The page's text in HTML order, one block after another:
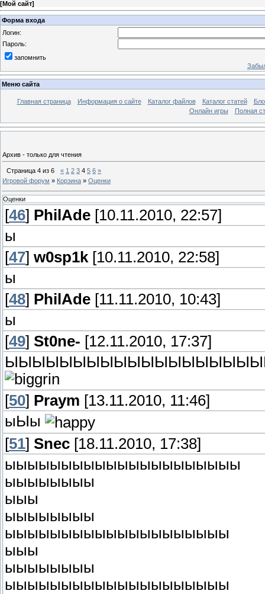
[Мой сайт]
Форма входа
Логин:
Пароль:
запомнить
Меню сайта
Главная страница Информация о сайте Каталог файлов Каталог статей
Онлайн игры
Полная
Архив - только для чтения
Страница 4 из 6 « 1 2 3 4 5 6 »
Игровой форум » Корзина » Оценки
Оценки
[46] PhilAde [10.11.2010, 22:57]
ы
[47] w0sp1k [10.11.2010, 22:58]
ы
[48] PhilAde [11.11.2010, 10:43]
ы
[49] St0ne- [12.11.2010, 17:37]
[50] Praym [13.11.2010, 11:46]
ыЫы
[51] Snec [18.11.2010, 17:38]
ыыыыыыыыыыыыыыыыыыыыы
ыыыыыыыы
ыыы
ыыыыыыыы
ыыыыыыыыыыыыыыыыыыыы
ыыы
ыыыыыыыы
ыыыыыыыыыыыыыыыыыыыы